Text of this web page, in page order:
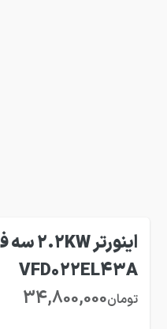
VFD022EL43A
تومان34,800,000